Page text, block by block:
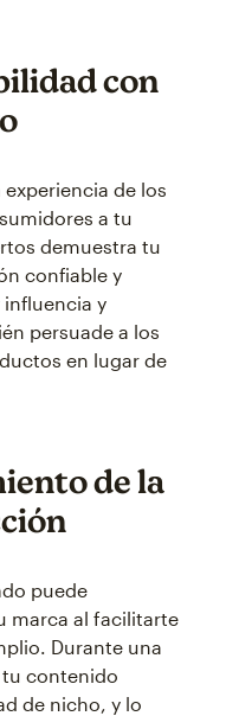
con
de los
a tu
demuestra tu
confiable y
influencia y
persuade a los
en lugar de
de la
puede
marca al facilitarte
Durante una
tu contenido
de nicho, y lo